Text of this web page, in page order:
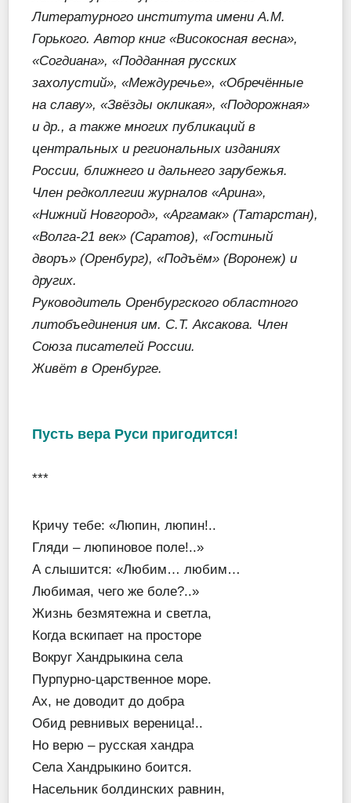
Литературного института имени А.М.
Горького. Автор книг «Високосная весна»,
«Согдиана», «Подданная русских
захолустий», «Междуречье», «Обречённые
на славу», «Звёзды окликая», «Подорожная»
и др., а также многих публикаций в
центральных и региональных изданиях
России, ближнего и дальнего зарубежья.
Член редколлегии журналов «Арина»,
«Нижний Новгород», «Аргамак» (Татарстан),
«Волга-21 век» (Саратов), «Гостиный
дворъ» (Оренбург), «Подъём» (Воронеж) и
других.
Руководитель Оренбургского областного
литобъединения им. С.Т. Аксакова. Член
Союза писателей России.
Живёт в Оренбурге.
Пусть вера Руси пригодится!
***
Кричу тебе: «Люпин, люпин!..
Гляди – люпиновое поле!..»
А слышится: «Любим… любим…
Любимая, чего же боле?..»
Жизнь безмятежна и светла,
Когда вскипает на просторе
Вокруг Хандрыкина села
Пурпурно-царственное море.
Ах, не доводит до добра
Обид ревнивых вереница!..
Но верю – русская хандра
Села Хандрыкино боится.
Насельник болдинских равнин,